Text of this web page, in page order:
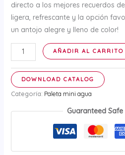
directo a los mejores recuerdos
ligera, refrescante y la opción
un antojo alegre y lleno de color!
Paleta
mini
chicle
de
agua
cantidad
AÑADIR AL CARRITO
DOWNLOAD CATALOG
Categoría: Paleta mini agua
Guaranteed Safe